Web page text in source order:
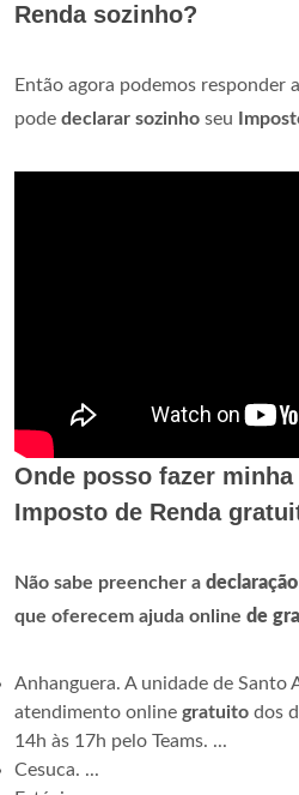
Renda sozinho?
Então agora podemos responder
pode declarar sozinho seu
Onde posso fazer
Imposto de Renda
Não sabe preencher a declaração
que oferecem ajuda online de
Anhanguera. A unidade de Santo
atendimento online gratuito dos
14h às 17h pelo Teams. ...
Cesuca. ...